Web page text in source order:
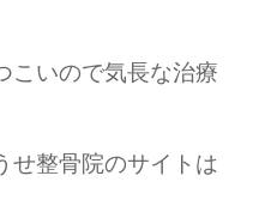
こいので気長な治療
せ整骨院のサイトは